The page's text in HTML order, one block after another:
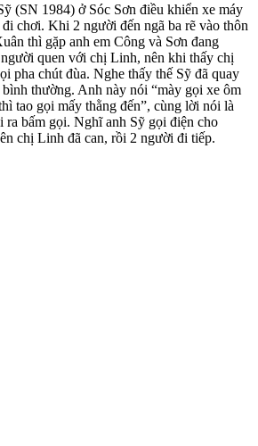
(SN 1984) ở Sóc Sơn điều khiển xe máy
chơi. Khi 2 người đến ngã ba rẽ vào thôn
thì gặp anh em Công và Sơn đang
quen với chị Linh, nên khi thấy chị
pha chút đùa. Nghe thấy thế Sỹ đã quay
thường. Anh này nói “mày gọi xe ôm
tao gọi mấy thằng đến”, cùng lời nói là
ra bấm gọi. Nghĩ anh Sỹ gọi điện cho
chị Linh đã can, rồi 2 người đi tiếp.